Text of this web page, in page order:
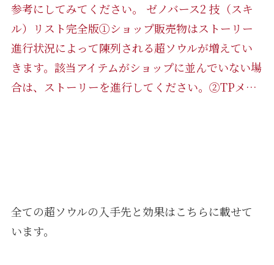
参考にしてみてください。 ゼノバース2 技（スキ
ル）リスト完全版①ショップ販売物はストーリー
進行状況によって陳列される超ソウルが増えてい
きます。該当アイテムがショップに並んでいない場
合は、ストーリーを進行してください。②TPメ…
全ての超ソウルの入手先と効果はこちらに載せて
います。